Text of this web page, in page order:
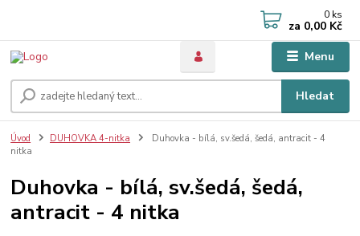
Menu
Hledat
0 ks
za 0,00 Kč
Úvod DUHOVKA 4-nitka
Duhovka - bílá, sv.šedá, šedá, antracit - 4
nitka
Duhovka - bílá, sv.šedá, šedá,
antracit - 4 nitka